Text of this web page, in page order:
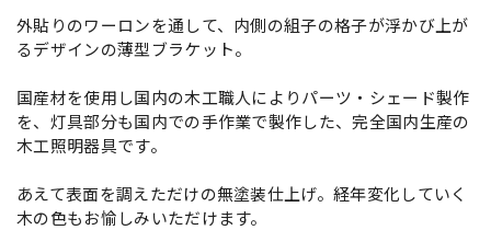
外貼りのワーロンを通して、内側の組子の格子が浮かび上が
るデザインの薄型ブラケット。
国産材を使用し国内の木工職人によりパーツ・シェード製作
を、灯具部分も国内での手作業で製作した、完全国内生産の
木工照明器具です。
あえて表面を調えただけの無塗装仕上げ。経年変化していく
木の色もお愉しみいただけます。